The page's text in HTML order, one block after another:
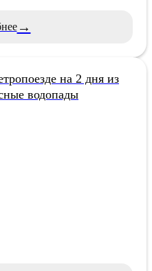
→
на 2 дня из
водопады